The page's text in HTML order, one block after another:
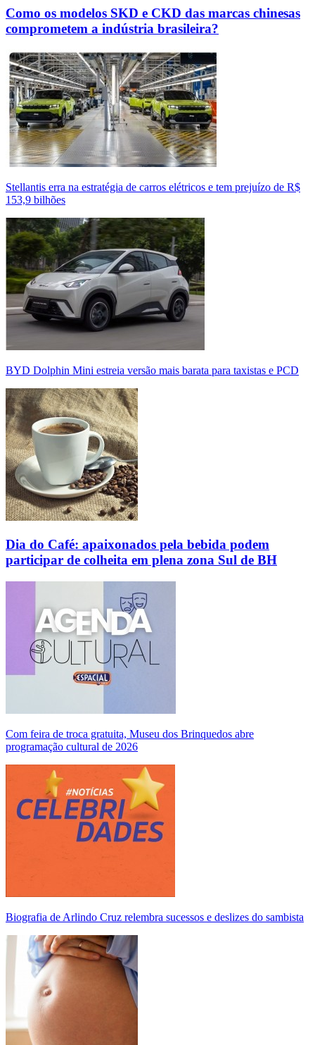
Como os modelos SKD e CKD das marcas chinesas
comprometem a indústria brasileira?
Stellantis erra na estratégia de carros elétricos e tem prejuízo de R$
153,9 bilhões
BYD Dolphin Mini estreia versão mais barata para taxistas e PCD
Dia do Café: apaixonados pela bebida podem
participar de colheita em plena zona Sul de BH
Com feira de troca gratuita, Museu dos Brinquedos abre
programação cultural de 2026
Biografia de Arlindo Cruz relembra sucessos e deslizes do sambista